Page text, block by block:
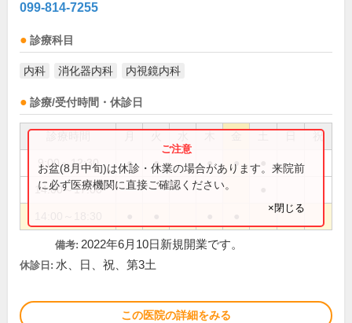
099-814-7255
診療科目
内科 消化器内科 内視鏡内科
診療/受付時間・休診日
祝
9:00～12:30 ● ● ● ●
14:00～17:00
お盆(8月中旬)は休診・休業の場合があります。来院前
に必ず医療機関に直接ご確認ください。
×閉じる
備考: 2022年6月10日新規開業です。
休診日: 水、日、祝、第3土
この医院の詳細をみる